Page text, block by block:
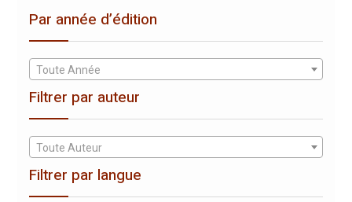
Par année d’édition
Toute Année
Filtrer par auteur
Toute Auteur
Filtrer par langue